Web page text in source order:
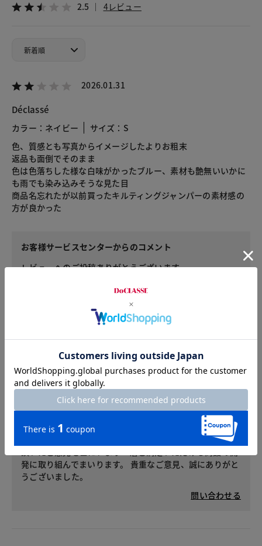
2.5 4レビュー
2026.01.31
Déclassé
カラー：ネイビー
サイズ：S
色、質感とも写真からイメージしたよりお粗末
返品も面倒でそのまま
色は色落ちした様な白味がかったブルー、素材も艶無いいかに
も雨でも染み込みそうな見た目
商品名忘れたが以前買ったキルティングジャンパーの素材感の
方が良かった
お客様サービスセンターからのコメント
レビューへのご投稿ありがとうございます。
商品について残念な思いをさせてしまい申し訳ございませ
ん。返品はご面倒とのことでございますが、ご着用が難し
い場合はできるだけ簡単にご返品いただける方法も記載し
ておりますのでご活用いただければと思います。
【返品交換の詳細】
https://www.doclasse.com/guide/return
また商品につきまして、ご不明な点があればお電話や、チ
ャットにてご相談やお問い合わせいただけましたら、実際
のサンプルを参考に、詳しくお伝えすることもできますの
で、お気軽にご利用ください。
発に取り組んでまいります。 貴重なご意見、誠にありがと
うございました。
問い合わせる